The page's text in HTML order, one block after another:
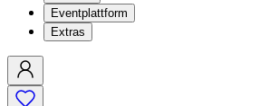
Eventplattform
Extras